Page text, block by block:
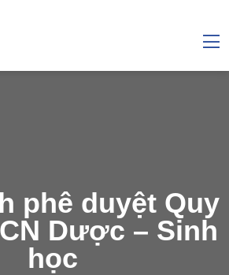
phê duyệt Quy
Dược – Sinh
học